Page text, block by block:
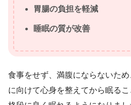
胃腸の負担を軽減
睡眠の質が改善
食事をせず、満腹にならないた
に向けて心身を整えてから眠るこ